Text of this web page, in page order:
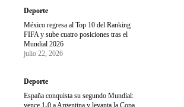
Deporte
México regresa al Top 10 del Ranking
FIFA y sube cuatro posiciones tras el
Mundial 2026
julio 22, 2026
Deporte
España conquista su segundo Mundial:
vence 1-0 a Argentina y levanta la Copa